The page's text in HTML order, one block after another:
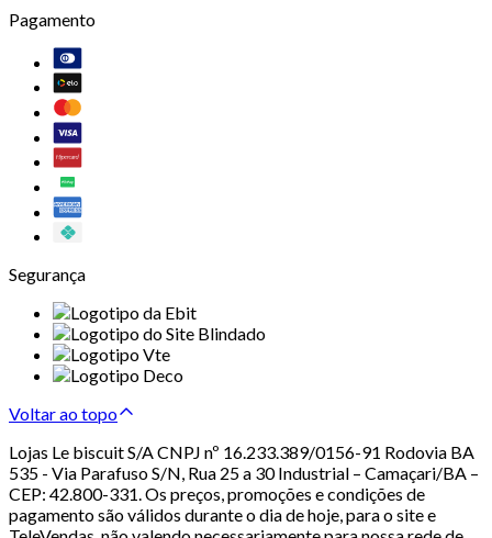
Pagamento
Segurança
Voltar ao topo
Lojas Le biscuit S/A CNPJ nº 16.233.389/0156-91 Rodovia BA
535 - Via Parafuso S/N, Rua 25 a 30 Industrial – Camaçari/BA –
CEP: 42.800-331. Os preços, promoções e condições de
pagamento são válidos durante o dia de hoje, para o site e